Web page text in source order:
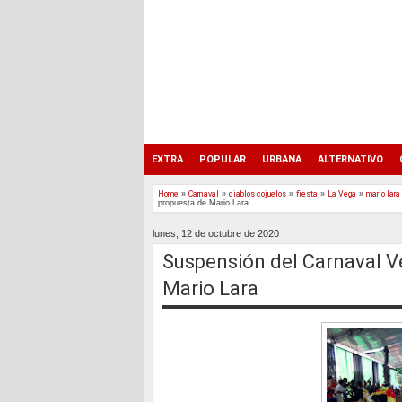
EXTRA POPULAR URBANA ALTERNATIVO
Home » Carnaval » diablos cojuelos » fiesta » La Vega » mario lara
propuesta de Mario Lara
lunes, 12 de octubre de 2020
Suspensión del Carnaval
Mario Lara